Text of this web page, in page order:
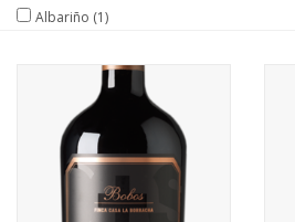
Albariño (1)